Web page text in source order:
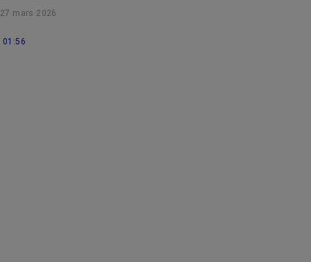
les ministres face à leurs responsabilités. Interview.
27 mars 2026
01:56